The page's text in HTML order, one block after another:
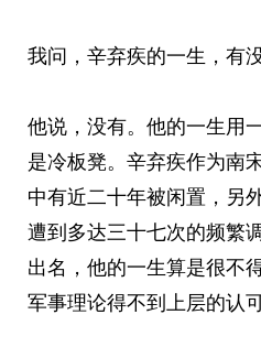
我问，辛弃疾的一生，有
他说，没有。他的一生用
是冷板凳。辛弃疾作为南
中有近二十年被闲置，另
遭到多达三十七次的频繁
出名，他的一生算是很不
军事理论得不到上层的认